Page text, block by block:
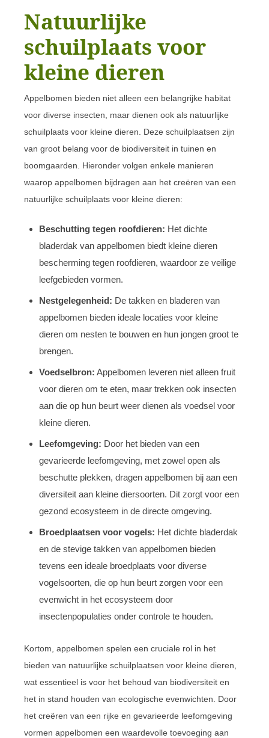
Natuurlijke
schuilplaats voor
kleine dieren
Appelbomen bieden niet alleen een belangrijke habitat
voor diverse insecten, maar dienen ook als natuurlijke
schuilplaats voor kleine dieren. Deze schuilplaatsen zijn
van groot belang voor de biodiversiteit in tuinen en
boomgaarden. Hieronder volgen enkele manieren
waarop appelbomen bijdragen aan het creëren van een
natuurlijke schuilplaats voor kleine dieren:
Beschutting tegen roofdieren: Het dichte
bladerdak van appelbomen biedt kleine dieren
bescherming tegen roofdieren, waardoor ze veilige
leefgebieden vormen.
Nestgelegenheid: De takken en bladeren van
appelbomen bieden ideale locaties voor kleine
dieren om nesten te bouwen en hun jongen groot te
brengen.
Voedselbron: Appelbomen leveren niet alleen fruit
voor dieren om te eten, maar trekken ook insecten
aan die op hun beurt weer dienen als voedsel voor
kleine dieren.
Leefomgeving: Door het bieden van een
gevarieerde leefomgeving, met zowel open als
beschutte plekken, dragen appelbomen bij aan een
diversiteit aan kleine diersoorten. Dit zorgt voor een
gezond ecosysteem in de directe omgeving.
Broedplaatsen voor vogels: Het dichte bladerdak
en de stevige takken van appelbomen bieden
tevens een ideale broedplaats voor diverse
vogelsoorten, die op hun beurt zorgen voor een
evenwicht in het ecosysteem door
insectenpopulaties onder controle te houden.
Kortom, appelbomen spelen een cruciale rol in het
bieden van natuurlijke schuilplaatsen voor kleine dieren,
wat essentieel is voor het behoud van biodiversiteit en
het in stand houden van ecologische evenwichten. Door
het creëren van een rijke en gevarieerde leefomgeving
vormen appelbomen een waardevolle toevoeging aan